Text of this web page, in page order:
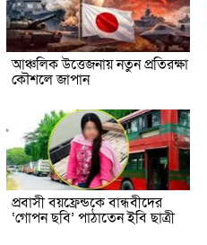
আঞ্চলিক উত্তেজনায় নতুন প্রতিরক্ষা
কৌশলে জাপান
প্রবাসী বয়ফ্রেন্ডকে বান্ধবীদের
‘গোপন ছবি’ পাঠাতেন ইবি ছাত্রী